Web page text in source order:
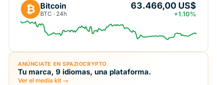
₿ Bitcoin
BTC · 24h
63.466,00 US$
+1.10%
ANÚNCIATE EN SPAZIOCRYPTO
Tu marca, 9 idiomas, una plataforma.
Ver el media kit →